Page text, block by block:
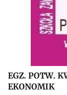
EGZ. POTW.
EKONOMIK